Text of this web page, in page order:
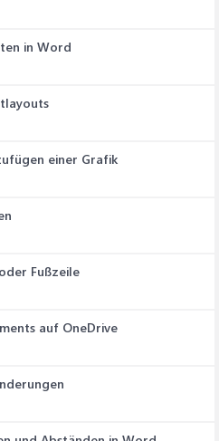
in Word
einer Grafik
Fußzeile
auf OneDrive